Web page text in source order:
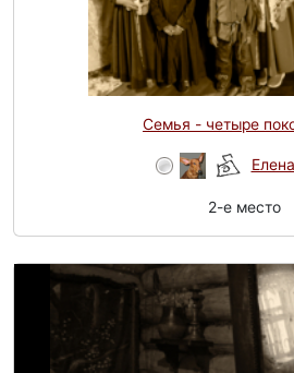
Семья - четыре
Елена
2-e место